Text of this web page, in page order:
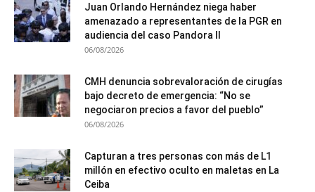
Juan Orlando Hernández niega haber
amenazado a representantes de la PGR en
audiencia del caso Pandora II
06/08/2026
CMH denuncia sobrevaloración de cirugías
bajo decreto de emergencia: “No se
negociaron precios a favor del pueblo”
06/08/2026
Capturan a tres personas con más de L1
millón en efectivo oculto en maletas en La
Ceiba